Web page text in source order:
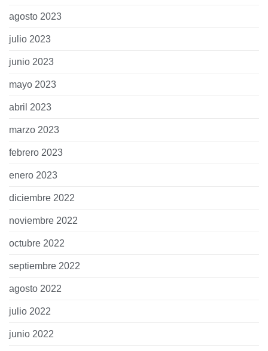
agosto 2023
julio 2023
junio 2023
mayo 2023
abril 2023
marzo 2023
febrero 2023
enero 2023
diciembre 2022
noviembre 2022
octubre 2022
septiembre 2022
agosto 2022
julio 2022
junio 2022